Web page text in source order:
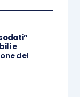
fiscali) come
un contratto di
in bilancio
attualizzato,
pro-rata
e
del